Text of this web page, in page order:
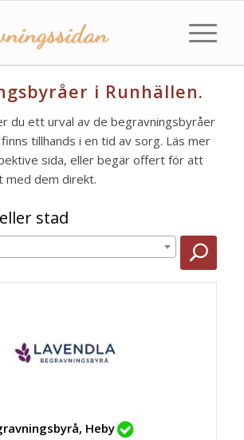
i Runhällen.
du ett urval av de begravningsbyråer
tillhands i en tid av sorg. Läs mer
sida, eller begär offert för att
med dem direkt.
stad
Heby